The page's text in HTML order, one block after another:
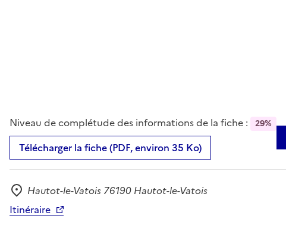
Niveau de complétude des informations de la fiche : 29%
Télécharger la fiche (PDF, environ 35 Ko)
Adresse
Hautot-le-Vatois 76190 Hautot-le-Vatois
Itinéraire